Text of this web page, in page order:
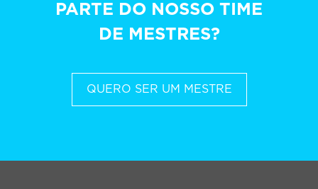
PARTE DO NOSSO TIME
DE MESTRES?
QUERO SER UM MESTRE